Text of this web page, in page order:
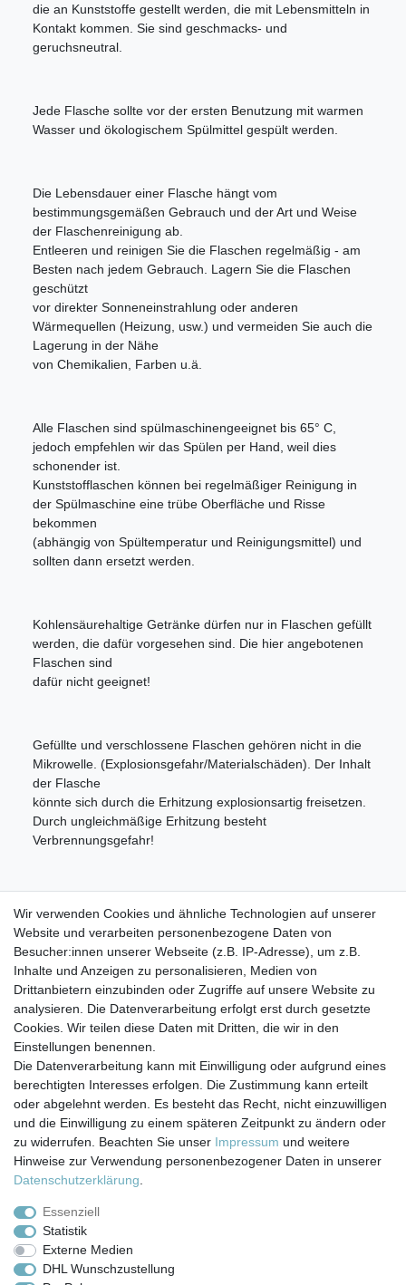
die an Kunststoffe gestellt werden, die mit Lebensmitteln in
Kontakt kommen. Sie sind geschmacks- und
geruchsneutral.
Jede Flasche sollte vor der ersten Benutzung mit warmen
Wasser und ökologischem Spülmittel gespült werden.
Die Lebensdauer einer Flasche hängt vom
bestimmungsgemäßen Gebrauch und der Art und Weise
der Flaschenreinigung ab.
Entleeren und reinigen Sie die Flaschen regelmäßig - am
Besten nach jedem Gebrauch. Lagern Sie die Flaschen
geschützt
vor direkter Sonneneinstrahlung oder anderen
Wärmequellen (Heizung, usw.) und vermeiden Sie auch die
Lagerung in der Nähe
von Chemikalien, Farben u.ä.
Alle Flaschen sind spülmaschinengeeignet bis 65° C,
jedoch empfehlen wir das Spülen per Hand, weil dies
schonender ist.
Kunststofflaschen können bei regelmäßiger Reinigung in
der Spülmaschine eine trübe Oberfläche und Risse
bekommen
(abhängig von Spültemperatur und Reinigungsmittel) und
sollten dann ersetzt werden.
Kohlensäurehaltige Getränke dürfen nur in Flaschen gefüllt
werden, die dafür vorgesehen sind. Die hier angebotenen
Flaschen sind
dafür nicht geeignet!
Gefüllte und verschlossene Flaschen gehören nicht in die
Mikrowelle. (Explosionsgefahr/Materialschäden). Der Inhalt
der Flasche
könnte sich durch die Erhitzung explosionsartig freisetzen.
Durch ungleichmäßige Erhitzung besteht
Verbrennungsgefahr!
Flaschen nicht isoliert sind. Die Flaschen selbst halten
höhere Temperaturen
aus, allerdings besteht bei heißen Getränken
Verbrennungsgefahr.
Impressum Daten­schutz­erklärung AGB
Barrierefreiheitserklärung Widerrufs­recht
Versand- & Zahlungsbedingungen
Wir verwenden Cookies und ähnliche Technologien auf unserer
Website und verarbeiten personenbezogene Daten von
Besucher:innen unserer Webseite (z.B. IP-Adresse), um z.B.
Inhalte und Anzeigen zu personalisieren, Medien von
Drittanbietern einzubinden oder Zugriffe auf unsere Website zu
analysieren. Die Datenverarbeitung erfolgt erst durch gesetzte
Cookies. Wir teilen diese Daten mit Dritten, die wir in den
Einstellungen benennen.
Die Datenverarbeitung kann mit Einwilligung oder aufgrund eines
berechtigten Interesses erfolgen. Die Zustimmung kann erteilt
oder abgelehnt werden. Es besteht das Recht, nicht einzuwilligen
und die Einwilligung zu einem späteren Zeitpunkt zu ändern oder
zu widerrufen. Beachten Sie unser Impressum und weitere
Hinweise zur Verwendung personenbezogener Daten in unserer
Daten­schutz­erklärung
Essenziell
Statistik
Externe Medien
DHL Wunschzustellung